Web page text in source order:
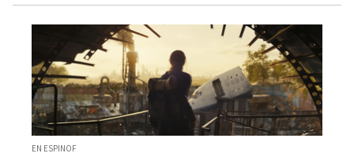
EN ESPINOF